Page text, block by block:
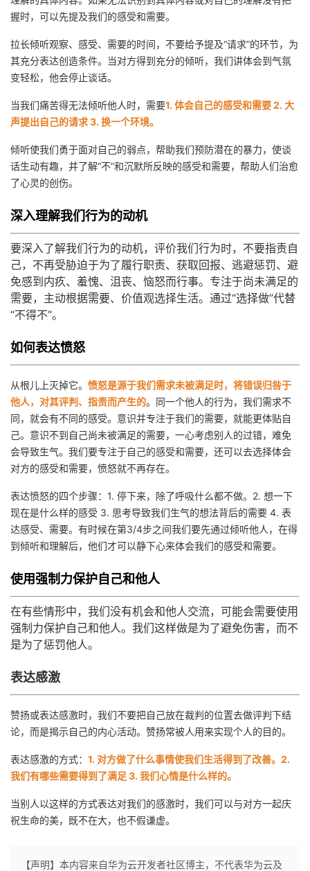
握时，可以先提及我们的感受和需要。
拉长倾听观察、感受、需要的时间，不要给予提及“请求”的环节，为
其充分表达创造条件。当对方得到充分的倾听，我们讲体会到气氛
变轻松，他会停止谈话。
当我们痛苦得无法倾听他人时，需要1. 体会自己的感受和需要 2. 大
声提出自己的请求 3. 换一个环境。
倾听使我们勇于面对自己的弱点，帮助我们预防潜在的暴力，使谈
话生动有趣，并了解“不”和沉默所反映的感受和需要，帮助人们治愈
了心灵的创伤。
深入理解我们行为的动机
要深入了解我们行为的动机，评价我们行为时，不要指责自
己，不再受胁迫于为了履行职责、获取回报、逃避惩罚、避
免感到内疚、羞愧、沮丧、恼怒而行事。专注于尚未满足的
需要，主动根据需要、价值观选择生活。通过“选择做”代替
“不得不”。
如何表达愤怒
从根儿上灭掉它。 愤怒是源于我们需求未被满足时，将错误归咎于
他人，对其评判、指责而产生的。同一个他人的行为，我们需求不
同，就会有不同的感受。意识并专注于我们的需要，就能更体贴自
己。意识不到自己尚未被满足的需要，一心考虑别人的过错，难免
会导致生气。我们要专注于自己的感受和需要，还可以去选择体会
对方的感受和需要，愤怒就不再存在。
表达愤怒的四个步骤：1. 停下来，除了呼吸什么都不做。2. 想一下
现在是什么样的感受 3. 思考导致我们生气的想法背后的需要 4. 表
达感受、需要。有时候在第3/4步之间我们要先通过倾听他人，在得
到倾听和理解后，他们才可以静下心来体会我们的感受和需要。
使用强制力保护自己和他人
在有些情形中，我们没有机会和他人交流，可能会需要使用
强制力保护自己和他人。 我们这样做是为了避免伤害，而不
是为了惩罚他人。
表达感激
赞扬或表达感激时，我们不要把自己放在裁判的位置去做评判下结
论，而是揭示自己的内心活动。赞扬常被人用来实现个人的目的。
表达感激的方式： 1. 对方做了什么事情使我们生活得到了改善。2.
我们有哪些需要得到了满足 3. 我们心情是什么样的。
当别人以这样的方式表达对我们的感激时，我们可以与对方一起庆
祝生命的美，既不在大，也不假谦虚。
【声明】本内容来自华为云开发者社区博主，不代表华为云及